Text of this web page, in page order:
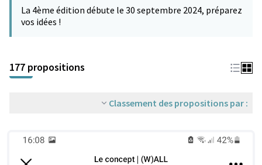
−
La 4ème édition débute le 30 septembre 2024, préparez
vos idées !
177 propositions
Classement des propositions par :